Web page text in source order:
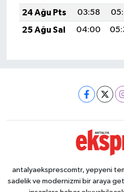
24 Ağu Pts
03:58
25 Ağu Sal
04:00
antalyaeksprescomtr, yepyeni
sadelik ve modernizmi bir araya